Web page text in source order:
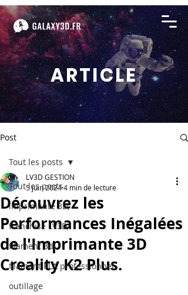
ARTICLE
Post
Tout les posts
imprimante 3D,
franchise LV3D,
filament 3d,
filament PLA professionnel
outillage
Tout les posts
Découvrez les
Performances Inégalées
de l'Imprimante 3D
Creality K2 Plus.
LV3D GESTION
5 juin 20244 min de lecture